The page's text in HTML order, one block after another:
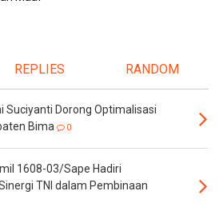
REPLIES RANDOM
Suciyanti Dorong Optimalisasi
Bima
0
1608-03/Sape Hadiri
TNI dalam Pembinaan